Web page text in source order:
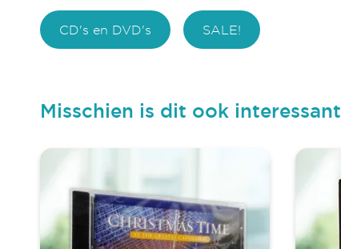
CD's en DVD's SALE!
Misschien is dit ook interessant